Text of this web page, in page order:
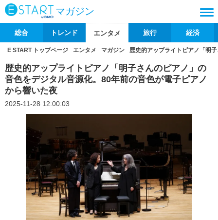
マガジン
総合 トレンド エンタメ 旅行 経済
E START トップページ エンタメ マガジン 歴史的アップライトピアノ「明
歴史的アップライトピアノ「明子さんのピアノ」の
音色をデジタル音源化。80年前の音色が電子ピアノ
から響いた夜
2025-11-28 12:00:03